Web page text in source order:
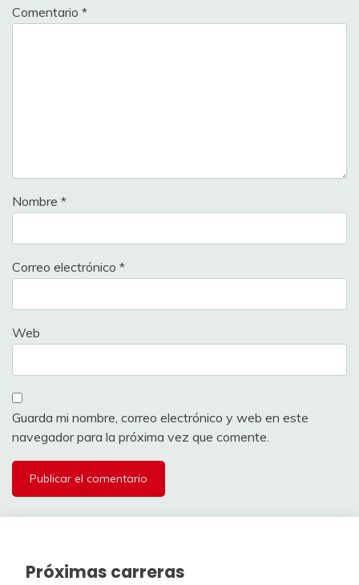
Comentario *
Nombre *
Correo electrónico *
Web
Guarda mi nombre, correo electrónico y web en este
navegador para la próxima vez que comente.
Próximas carreras